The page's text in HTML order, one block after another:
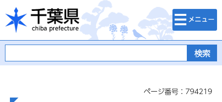
千葉県
検索・メニュ
ー
ページ番号：794219